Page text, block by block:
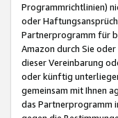
Programmrichtlinien)
oder
Partnerprogramm für
Amazon durch Sie
dieser Vereinbarung
oder künftig
gemeinsam mit Ihnen
das Partnerprogramm